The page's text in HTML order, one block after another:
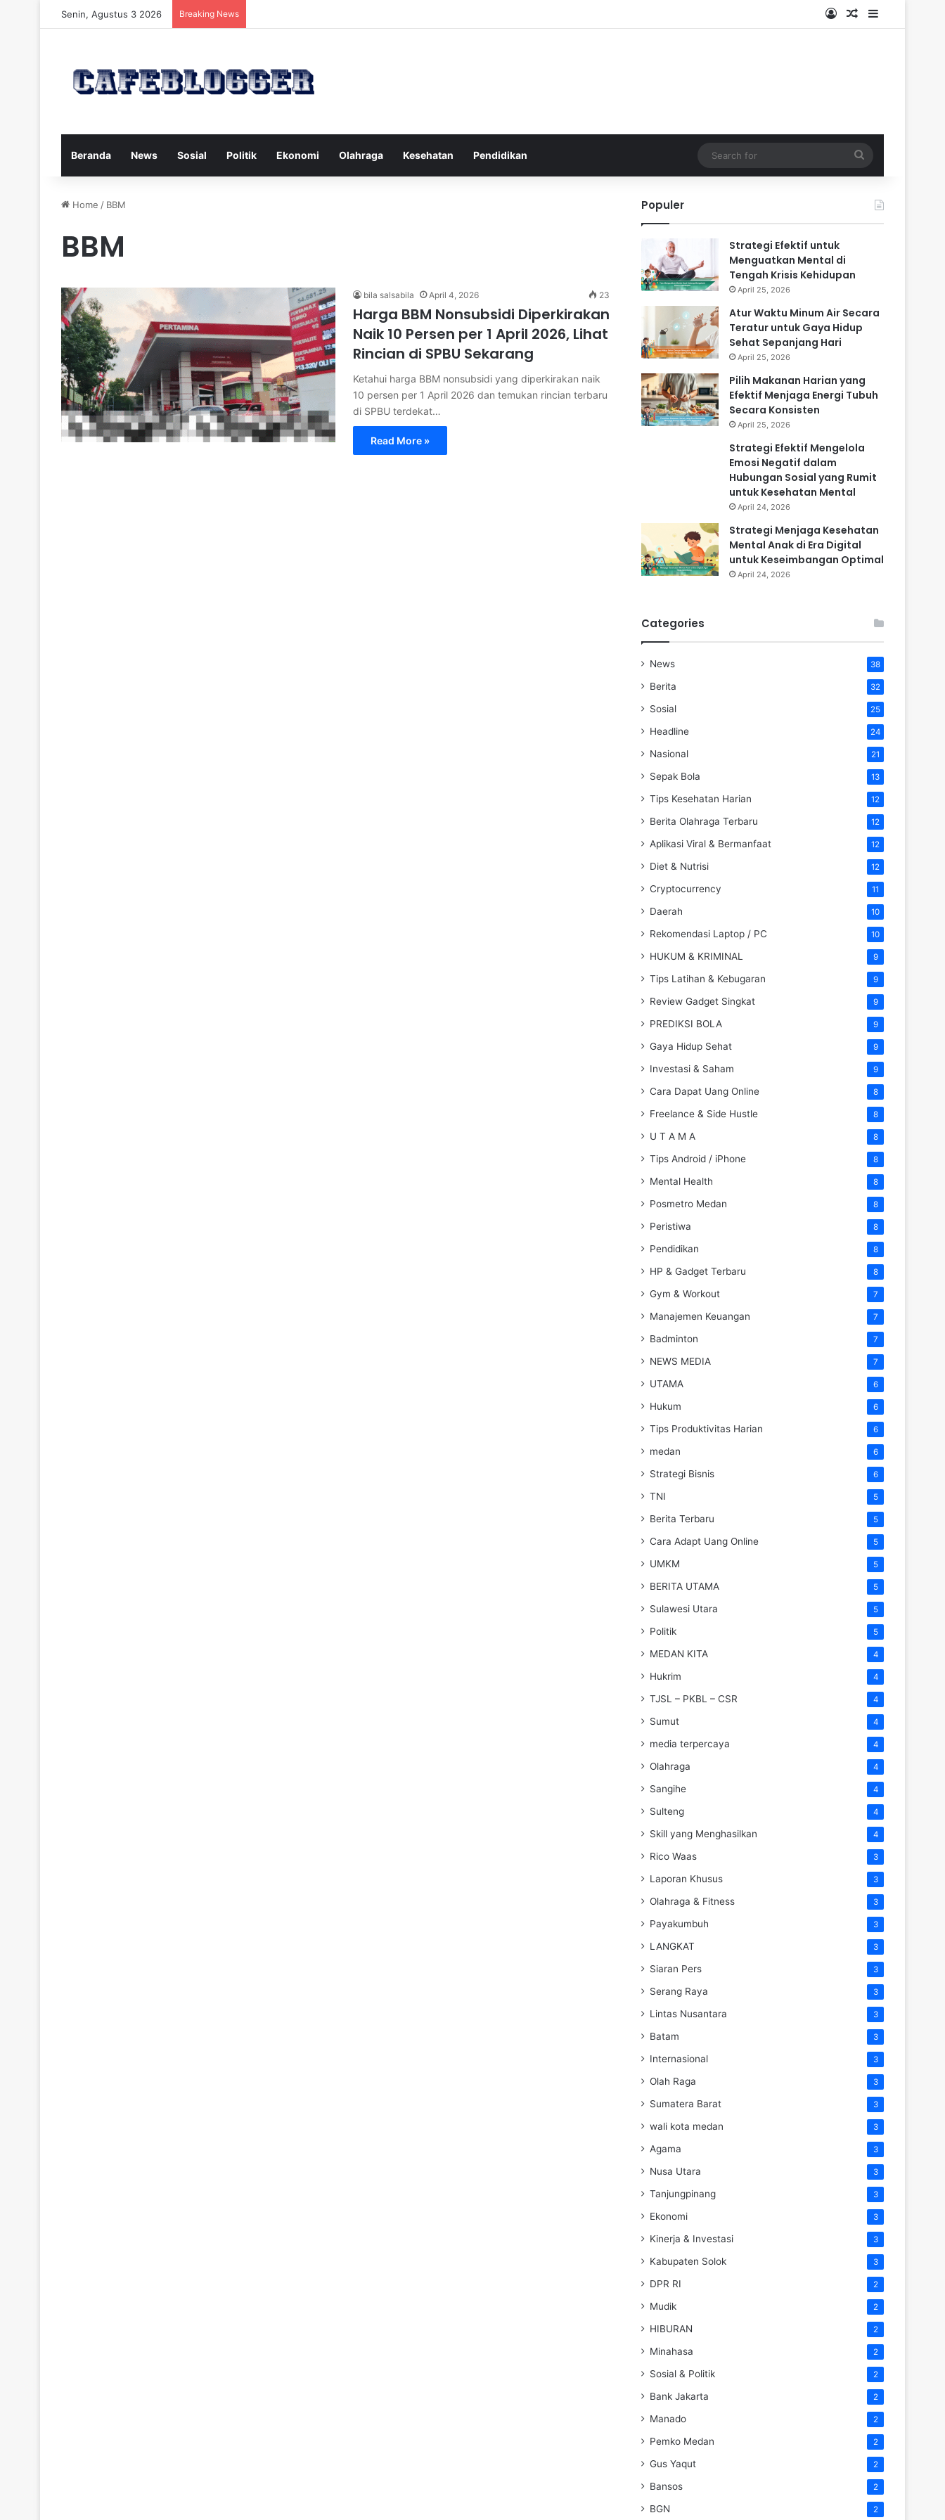
Senin, Agustus 3 2026 Breaking News Log InRandom Article
Sidebar
Beranda News Sosial Politik Ekonomi Olahraga Kesehatan Pendidikan
for
Home / BBM
BBM
bila salsabila April 4, 2026 23
Harga BBM Nonsubsidi Diperkirakan
Naik 10 Persen per 1 April 2026, Lihat
Rincian di SPBU Sekarang
Ketahui harga BBM nonsubsidi yang diperkirakan naik
10 persen per 1 April 2026 dan temukan rincian terbaru
di SPBU terdekat…
Read More »
Populer
Strategi Efektif untuk
Menguatkan Mental di
Tengah Krisis Kehidupan
April 25, 2026
Atur Waktu Minum Air Secara
Teratur untuk Gaya Hidup
Sehat Sepanjang Hari
April 25, 2026
Pilih Makanan Harian yang
Efektif Menjaga Energi Tubuh
Secara Konsisten
April 25, 2026
Strategi Efektif Mengelola
Emosi Negatif dalam
Hubungan Sosial yang Rumit
untuk Kesehatan Mental
April 24, 2026
Strategi Menjaga Kesehatan
Mental Anak di Era Digital
untuk Keseimbangan Optimal
April 24, 2026
Categories
News 38
Berita 32
Sosial 25
Headline 24
Nasional 21
Sepak Bola 13
Tips Kesehatan Harian 12
Berita Olahraga Terbaru 12
Aplikasi Viral & Bermanfaat 12
Diet & Nutrisi 12
Cryptocurrency 11
Daerah 10
Rekomendasi Laptop / PC 10
HUKUM & KRIMINAL 9
Tips Latihan & Kebugaran 9
Review Gadget Singkat 9
PREDIKSI BOLA 9
Gaya Hidup Sehat 9
Investasi & Saham 9
Cara Dapat Uang Online 8
Freelance & Side Hustle 8
U T A M A 8
Tips Android / iPhone 8
Mental Health 8
Posmetro Medan 8
Peristiwa 8
Pendidikan 8
HP & Gadget Terbaru 8
Gym & Workout 7
Manajemen Keuangan 7
Badminton 7
NEWS MEDIA 7
UTAMA 6
Hukum 6
Tips Produktivitas Harian 6
medan 6
Strategi Bisnis 6
TNI 5
Berita Terbaru 5
Cara Adapt Uang Online 5
UMKM 5
BERITA UTAMA 5
Sulawesi Utara 5
Politik 5
MEDAN KITA 4
Hukrim 4
TJSL – PKBL – CSR 4
Sumut 4
media terpercaya 4
Olahraga 4
Sangihe 4
Sulteng 4
Skill yang Menghasilkan 4
Rico Waas 3
Laporan Khusus 3
Olahraga & Fitness 3
Payakumbuh 3
LANGKAT 3
Siaran Pers 3
Serang Raya 3
Lintas Nusantara 3
Batam 3
Internasional 3
Olah Raga 3
Sumatera Barat 3
wali kota medan 3
Agama 3
Nusa Utara 3
Tanjungpinang 3
Ekonomi 3
Kinerja & Investasi 3
Kabupaten Solok 3
DPR RI 2
Mudik 2
HIBURAN 2
Minahasa 2
Sosial & Politik 2
Bank Jakarta 2
Manado 2
Pemko Medan 2
Gus Yaqut 2
Bansos 2
BGN 2